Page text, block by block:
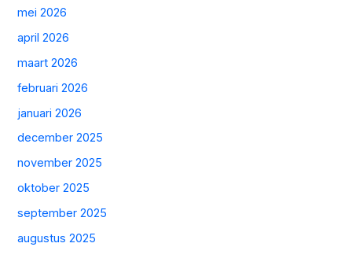
mei 2026
april 2026
maart 2026
februari 2026
januari 2026
december 2025
november 2025
oktober 2025
september 2025
augustus 2025